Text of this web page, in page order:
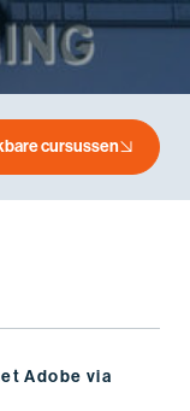
cursussen
Adobe via